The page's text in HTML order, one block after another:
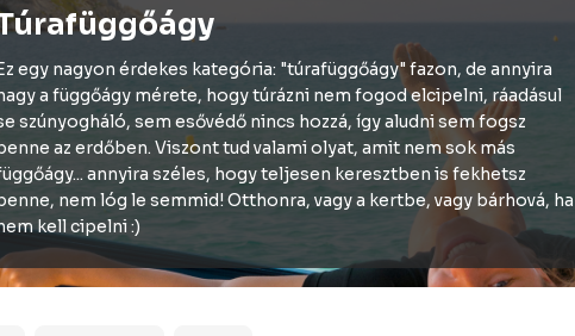
egy nagyon érdekes kategória: "túrafüggőágy" fazon, de annyira
a függőágy mérete, hogy túrázni nem fogod elcipelni, ráadásul
szúnyogháló, sem esővédő nincs hozzá, így aludni sem fogsz
az erdőben. Viszont tud valami olyat, amit nem sok más
annyira széles, hogy teljesen keresztben is fekhetsz
nem lóg le semmid! Otthonra, vagy a kertbe, vagy bárhová, ha
kell cipelni :)